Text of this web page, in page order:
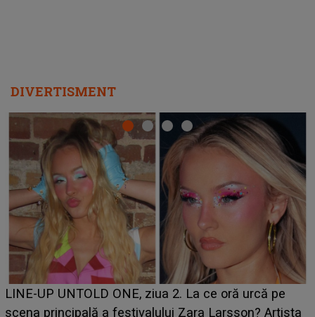
Ce a dezvăluit noua concurentă din "Casa Iubirii" l-a
luat prin surprindere pe Emanuel. CINE ESTE
BĂIATUL VIZAT de Alexandra?! Aflându-se în fața
faptului împlinit, A RECUNOSCUT IMEDIAT: "Am
avut..."